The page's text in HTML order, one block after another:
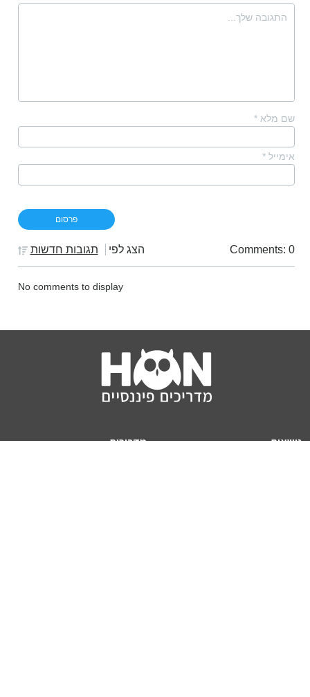
שם מלא *
אימייל *
Comments: 0 הצג לפי תגובות חדשות
No comments to display
נושאים
מדריכים